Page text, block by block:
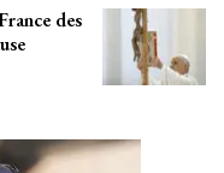
des